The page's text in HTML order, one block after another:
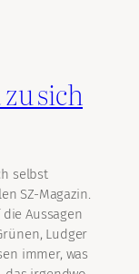
sich
selbst
SZ-Magazin.
Aussagen
Ludger
immer, was